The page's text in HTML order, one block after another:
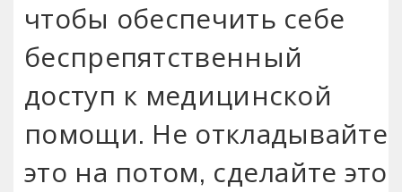
чтобы обеспечить себе
беспрепятственный
доступ к медицинской
помощи. Не откладывайте
это на потом‚ сделайте это